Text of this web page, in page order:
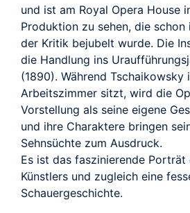
und ist am Royal Opera House
Produktion zu sehen, die
der Kritik bejubelt wurde. Die
die Handlung ins
(1890). Während Tschaikowsky
Arbeitszimmer sitzt, wird die
Vorstellung als seine eigene
und ihre Charaktere bringen
Sehnsüchte zum Ausdruck.
Es ist das faszinierende Porträt
Künstlers und zugleich eine
Schauergeschichte.